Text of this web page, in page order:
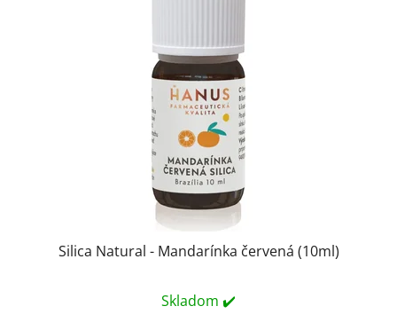
Silica Natural - Mandarínka červená (10ml)
Skladom ✔️